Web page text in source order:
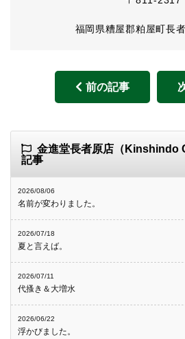
福岡県糟屋郡粕屋町長
前の記事
金進堂長者原店（Kinshindo
記事
2026/08/06
名前が変わりました。
2026/07/18
夏と言えば。
2026/07/11
代搔き＆大増水
2026/06/22
浮かびました。